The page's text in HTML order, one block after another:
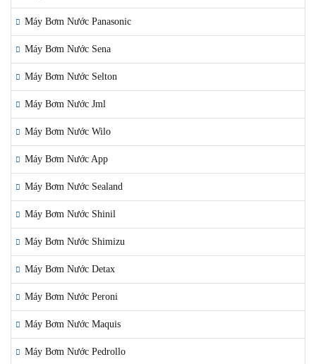
Máy Bơm Nước Panasonic
Máy Bơm Nước Sena
Máy Bơm Nước Selton
Máy Bơm Nước Jml
Máy Bơm Nước Wilo
Máy Bơm Nước App
Máy Bơm Nước Sealand
Máy Bơm Nước Shinil
Máy Bơm Nước Shimizu
Máy Bơm Nước Detax
Máy Bơm Nước Peroni
Máy Bơm Nước Maquis
Máy Bơm Nước Pedrollo